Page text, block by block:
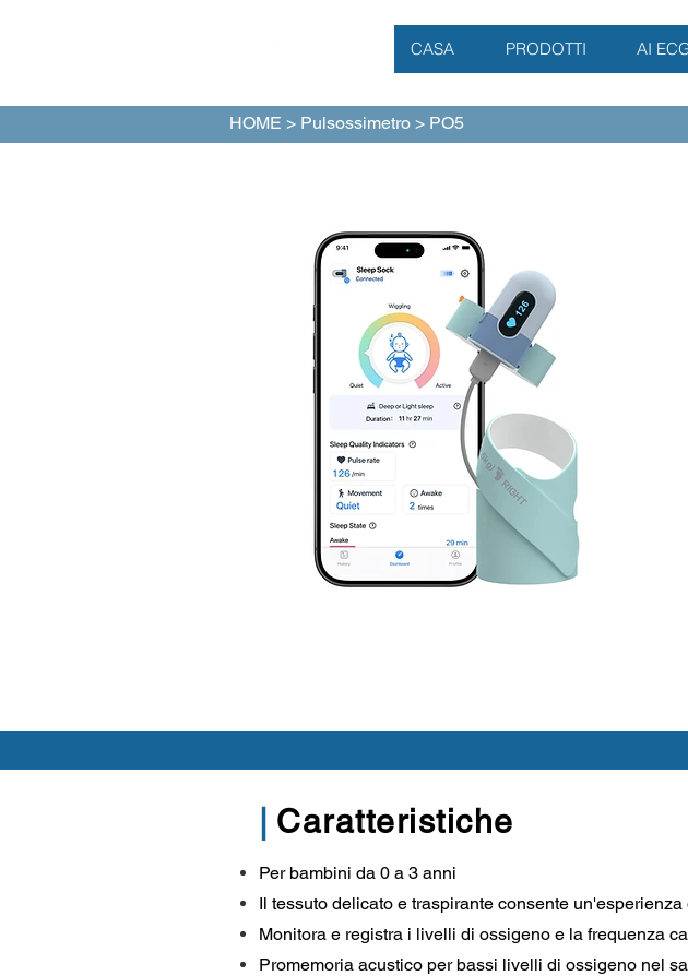
CASA PRODOTTI AI
HOME > Pulsossimetro > PO5
Caratteristiche
Per bambini da 0 a 3 anni
Il tessuto delicato e traspirante consente
Monitora e registra i livelli di ossigeno e la frequenza
Promemoria acustico per bassi livelli di ossigeno nel